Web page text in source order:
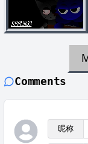
Comments
昵称